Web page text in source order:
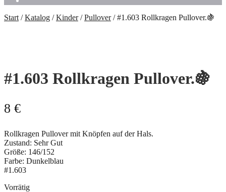
Start /Katalog /Kinder/Pullover/#1.603 Rollkragen Pullover.🍇
#1.603 Rollkragen Pullover.🍇
8 €
Rollkragen Pullover mit Knöpfen auf der Hals.
Zustand: Sehr Gut
Größe: 146/152
Farbe: Dunkelblau
#1.603
Vorrätig